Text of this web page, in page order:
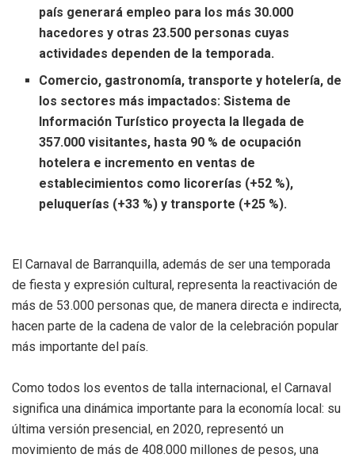
país generará empleo para los más 30.000
hacedores y otras 23.500 personas cuyas
actividades dependen de la temporada.
Comercio, gastronomía, transporte y hotelería, de
los sectores más impactados: Sistema de
Información Turístico proyecta la llegada de
357.000 visitantes, hasta 90 % de ocupación
hotelera e incremento en ventas de
establecimientos como licorerías (+52 %),
peluquerías (+33 %) y transporte (+25 %).
El Carnaval de Barranquilla, además de ser una temporada
de fiesta y expresión cultural, representa la reactivación de
más de 53.000 personas que, de manera directa e indirecta,
hacen parte de la cadena de valor de la celebración popular
más importante del país.
Como todos los eventos de talla internacional, el Carnaval
significa una dinámica importante para la economía local: su
última versión presencial, en 2020, representó un
movimiento de más de 408.000 millones de pesos, una